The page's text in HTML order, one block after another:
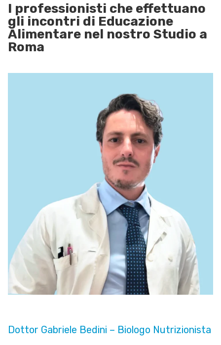
I professionisti che effettuano
gli incontri di Educazione
Alimentare nel nostro Studio a
Roma
Dottor Gabriele Bedini – Biologo Nutrizionista